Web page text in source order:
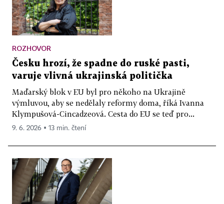
ROZHOVOR
Česku hrozí, že spadne do ruské pasti,
varuje vlivná ukrajinská politička
Maďarský blok v EU byl pro někoho na Ukrajině
výmluvou, aby se nedělaly reformy doma, říká Ivanna
Klympušová-Cincadzeová. Cesta do EU se teď pro...
9. 6. 2026 ▪ 13 min. čtení